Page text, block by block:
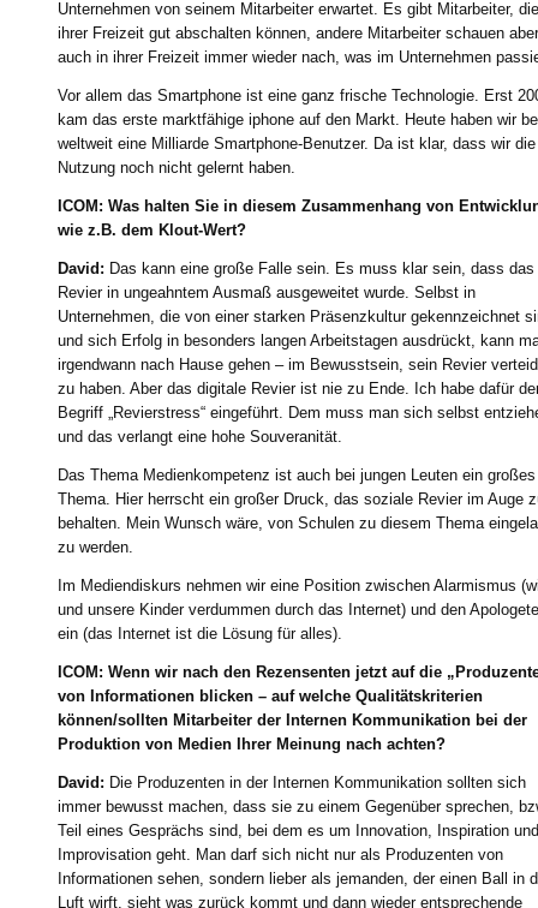
Unternehmen von seinem Mitarbeiter erwartet. Es gibt Mitarbeiter,
ihrer Freizeit gut abschalten können, andere Mitarbeiter schauen aber
auch in ihrer Freizeit immer wieder nach, was im Unternehmen
Vor allem das Smartphone ist eine ganz frische Technologie. Erst
kam das erste marktfähige iphone auf den Markt. Heute haben wir
weltweit eine Milliarde Smartphone-Benutzer. Da ist klar, dass wir die
Nutzung noch nicht gelernt haben.
ICOM: Was halten Sie in diesem Zusammenhang von
wie z.B. dem Klout-Wert?
David: Das kann eine große Falle sein. Es muss klar sein, dass das
Revier in ungeahntem Ausmaß ausgeweitet wurde. Selbst in
Unternehmen, die von einer starken Präsenzkultur gekennzeichnet
und sich Erfolg in besonders langen Arbeitstagen ausdrückt, kann
irgendwann nach Hause gehen – im Bewusstsein, sein Revier
zu haben. Aber das digitale Revier ist nie zu Ende. Ich habe dafür
Begriff „Revierstress“ eingeführt. Dem muss man sich selbst
und das verlangt eine hohe Souveranität.
Das Thema Medienkompetenz ist auch bei jungen Leuten ein großes
Thema. Hier herrscht ein großer Druck, das soziale Revier im Auge
behalten. Mein Wunsch wäre, von Schulen zu diesem Thema
zu werden.
Im Mediendiskurs nehmen wir eine Position zwischen Alarmismus
und unsere Kinder verdummen durch das Internet) und den
ein (das Internet ist die Lösung für alles).
ICOM: Wenn wir nach den Rezensenten jetzt auf die
von Informationen blicken – auf welche Qualitätskriterien
können/sollten Mitarbeiter der Internen Kommunikation bei der
Produktion von Medien Ihrer Meinung nach achten?
David: Die Produzenten in der Internen Kommunikation sollten sich
immer bewusst machen, dass sie zu einem Gegenüber sprechen,
Teil eines Gesprächs sind, bei dem es um Innovation, Inspiration und
Improvisation geht. Man darf sich nicht nur als Produzenten von
Informationen sehen, sondern lieber als jemanden, der einen Ball in
Luft wirft, sieht was zurück kommt und dann wieder entsprechende